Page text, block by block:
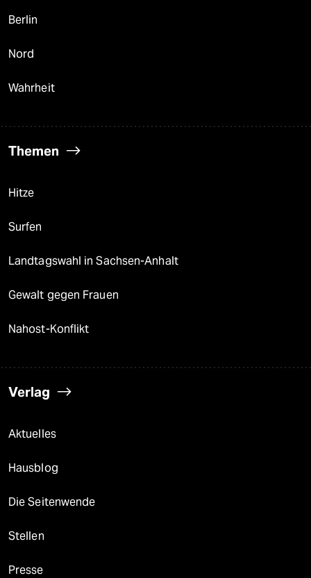
Berlin
Nord
Wahrheit
Themen
Hitze
Surfen
Landtagswahl in Sachsen-Anhalt
Gewalt gegen Frauen
Nahost-Konflikt
Verlag
Aktuelles
Hausblog
Die Seitenwende
Stellen
Presse